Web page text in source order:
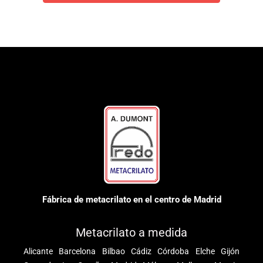
Fábrica de metacrilato en el centro de Madrid
Metacrilato a medida
Alicante Barcelona Bilbao Cádiz Córdoba Elche
Gijón